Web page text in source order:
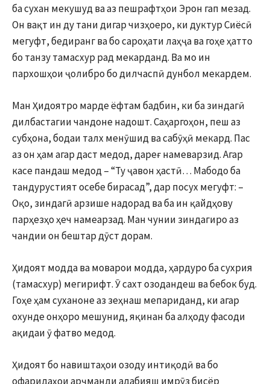
ба сухан мекушуд ва аз пешрафтҳои Эрон гап мезад.
Он вақт ин ду тани дигар чизҳоеро, ки дуктур Сиёсӣ
мегуфт, бедиранг ва бо сароҳати лаҳҷа ва гоҳе ҳатто
бо танзу тамасхур рад мекарданд. Ва мо ин
пархошҳои ҷолибро бо дилчаспӣ дунбол мекардем.
Ман Ҳидоятро марде ёфтам бадбин, ки ба зиндагӣ
дилбастагии чандоне надошт. Саҳаргоҳон, пеш аз
субҳона, бодаи талх менӯшид ва сабӯҳӣ мекард. Пас
аз он ҳам агар даст медод, дареғ намеварзид. Агар
касе пандаш медод – “Ту ҷавон ҳастӣ… Мабодо ба
тандурустият осебе бирасад”, дар посух мегуфт: –
Оқо, зиндагӣ арзише надорад ва ба ин қайдҳову
парҳезҳо ҳеч намеарзад. Ман чунии зиндагиро аз
чандии он бештар дӯст дорам.
Ҳидоят модда ва моварои модда, ҳардуро ба сухрия
(тамасхур) мегирифт. Ӯ сахт озодандеш ва бебок буд.
Гоҳе ҳам суханоне аз зеҳнаш мепариданд, ки агар
охунде онҳоро мешунид, яқинан ба алҳоду фасоди
ақидаи ӯ фатво медод.
Ҳидоят бо навиштаҳои озоду интиқодӣ ва бо
офаридаҳои арҷманди адабияш имрӯз бисёр